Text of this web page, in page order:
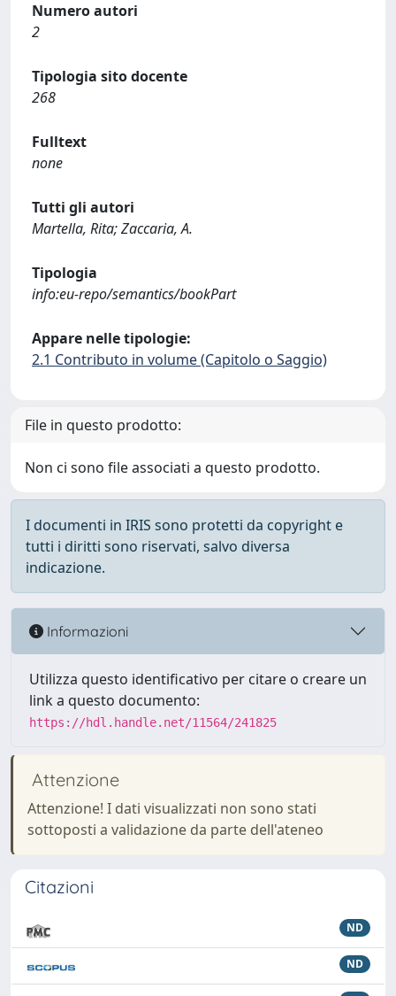
Numero autori
2
Tipologia sito docente
268
Fulltext
none
Tutti gli autori
Martella, Rita; Zaccaria, A.
Tipologia
info:eu-repo/semantics/bookPart
Appare nelle tipologie:
2.1 Contributo in volume (Capitolo o Saggio)
File in questo prodotto:
Non ci sono file associati a questo prodotto.
I documenti in IRIS sono protetti da copyright e
tutti i diritti sono riservati, salvo diversa
indicazione.
Informazioni
Utilizza questo identificativo per citare o creare un
link a questo documento:
https://hdl.handle.net/11564/241825
Attenzione
Attenzione! I dati visualizzati non sono stati
sottoposti a validazione da parte dell'ateneo
Citazioni
ND
ND